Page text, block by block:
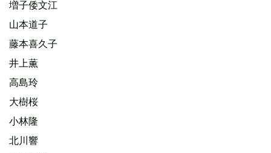
増子倭文江
山本道子
藤本喜久子
井上薫
高島玲
大樹桜
小林隆
北川響